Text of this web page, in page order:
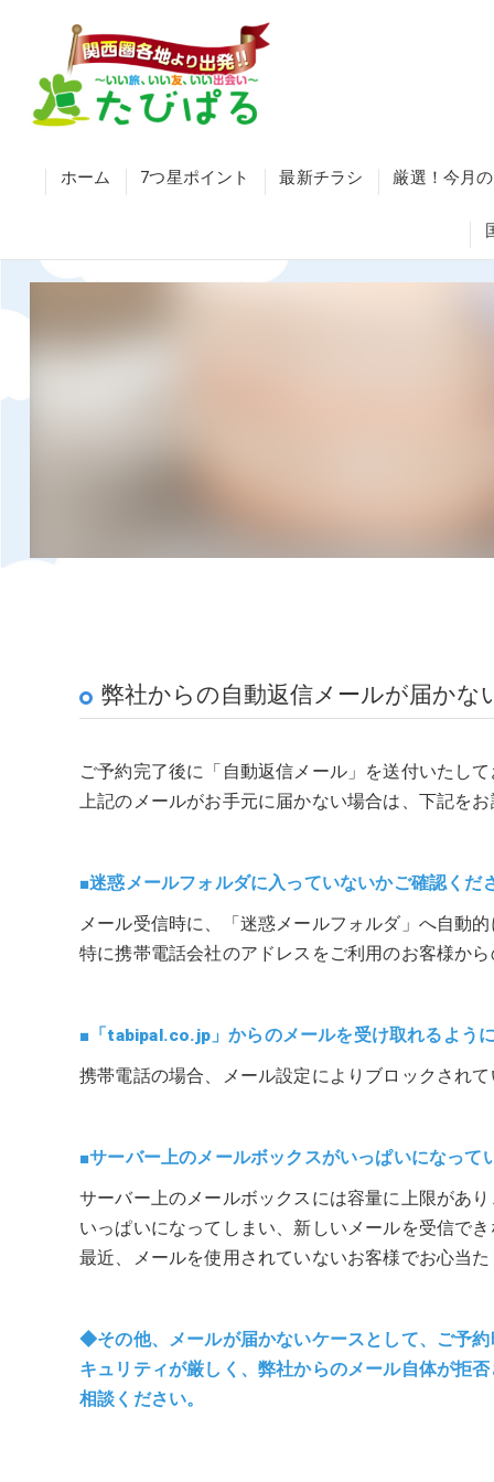
ホーム 7つ星ポイント 最新チラシ 厳選！今月
弊社からの自動返信メールが届かな
ご予約完了後に「自動返信メール」を送付いたして
上記のメールがお手元に届かない場合は、下記をお
■迷惑メールフォルダに入っていないかご確認くだ
メール受信時に、「迷惑メールフォルダ」へ自動
特に携帯電話会社のアドレスをご利用のお客様から
■「tabipal.co.jp」からのメールを受け取れるよう
携帯電話の場合、メール設定によりブロックされて
■サーバー上のメールボックスがいっぱいになって
サーバー上のメールボックスには容量に上限があ
いっぱいになってしまい、新しいメールを受信でき
最近、メールを使用されていないお客様でお心当
◆その他、メールが届かないケースとして、ご予
キュリティが厳しく、弊社からのメール自体が拒
相談ください。